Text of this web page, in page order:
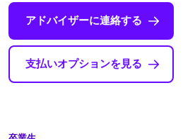
アドバイザーに連絡する
支払いオプションを見る